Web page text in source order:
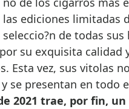
las ediciones limitadas
seleccio?n de todas
su exquisita calidad
Esta vez, sus vitolas
se presentan en todo
2021 trae, por fin,